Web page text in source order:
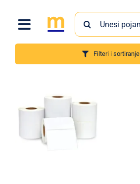
content
Search
for:
Filteri i sortiranje
Proizvodi